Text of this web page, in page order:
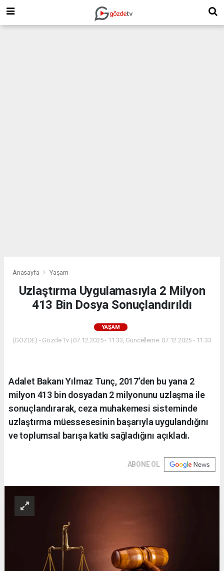
Anasayfa Yaşam
Uzlaştırma Uygulamasıyla 2 Milyon
413 Bin Dosya Sonuçlandırıldı
YAŞAM
(GÖZDE) - Gözde Tv | 07.12.2025 - 11:33, Güncelleme: 07.12.2025 - 11:33
Adalet Bakanı Yılmaz Tunç, 2017’den bu yana 2
milyon 413 bin dosyadan 2 milyonunu uzlaşma ile
sonuçlandırarak, ceza muhakemesi sisteminde
uzlaştırma müessesesinin başarıyla uygulandığını
ve toplumsal barışa katkı sağladığını açıkladı.
ABONE OL